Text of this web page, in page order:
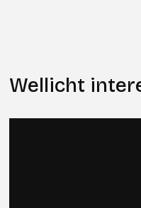
Wellicht